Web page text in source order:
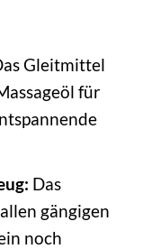
Gleitmittel
für
Das
gängigen
noch